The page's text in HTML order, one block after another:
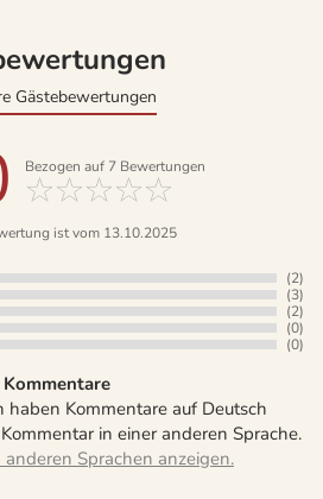
Gästebewertungen
Bezogen auf 7Bewertungen
ist vom 13.10.2025
(2)
(3)
(2)
(0)
(0)
Kommentare
haben Kommentare auf Deutsch
in einer anderen Sprache.